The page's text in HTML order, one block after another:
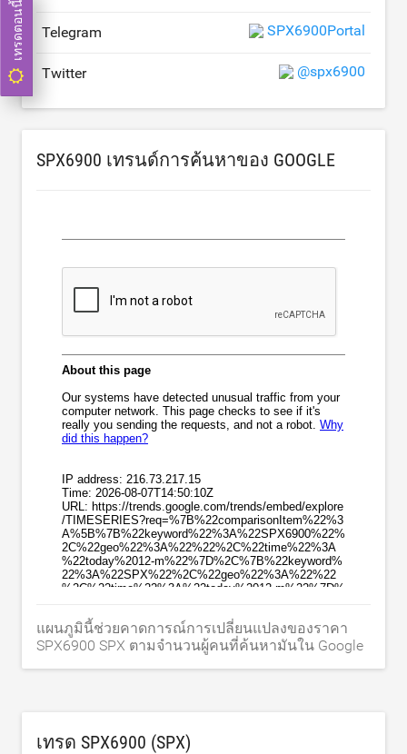
Telegram SPX6900Portal
Twitter @spx6900
SPX6900 เทรนด์การค้นหาของ GOOGLE
แผนภูมินี้ช่วยคาดการณ์การเปลี่ยนแปลงของราคา
SPX6900 SPX ตามจำนวนผู้คนที่ค้นหามันใน Google
เทรด SPX6900 (SPX)
เทรดตอนนี้